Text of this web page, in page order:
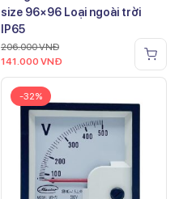
size 96×96 Loại ngoài trời
IP65
206.000VNĐ
141.000 VNĐ
-32%